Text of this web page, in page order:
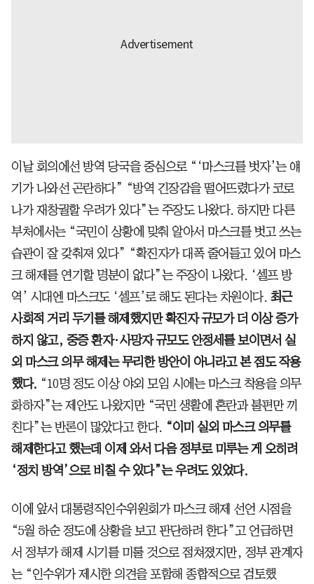
이날 회의에선 방역 당국을 중심으로 “‘마스크를 벗자’는 얘
기가 나와선 곤란하다” “방역 긴장감을 떨어뜨렸다가 코로
나가 재창궐할 우려가 있다”는 주장도 나왔다. 하지만 다른
부처에서는 “국민이 상황에 맞춰 알아서 마스크를 벗고 쓰는
습관이 잘 갖춰져 있다” “확진자가 대폭 줄어들고 있어 마스
크 해제를 연기할 명분이 없다”는 주장이 나왔다. ‘셀프 방
역’ 시대엔 마스크도 ‘셀프’로 해도 된다는 차원이다. 최근
사회적 거리 두기를 해제했지만 확진자 규모가 더 이상 증가
하지 않고, 중증 환자·사망자 규모도 안정세를 보이면서 실
외 마스크 의무 해제는 무리한 방안이 아니라고 본 점도 작용
했다. “10명 정도 이상 야외 모임 시에는 마스크 착용을 의무
화하자”는 제안도 나왔지만 “국민 생활에 혼란과 불편만 끼
친다”는 반론이 많았다고 한다. “이미 실외 마스크 의무를
해제한다고 했는데 이제 와서 다음 정부로 미루는 게 오히려
‘정치 방역’으로 비칠 수 있다”는 우려도 있었다.
이에 앞서 대통령직인수위원회가 마스크 해제 선언 시점을
“5월 하순 정도에 상황을 보고 판단하려 한다”고 언급하면
서 정부가 해제 시기를 미룰 것으로 점쳐졌지만, 정부 관계자
는 “인수위가 제시한 의견을 포함해 종합적으로 검토했